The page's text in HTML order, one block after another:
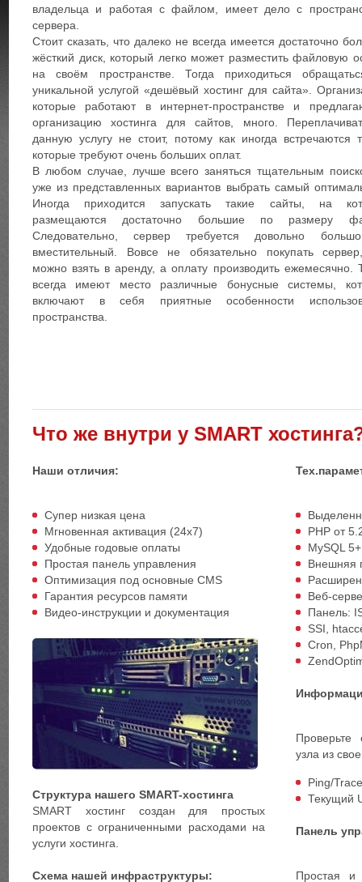
владельца и работая с файлом, имеет дело с
сервера.
Стоит сказать, что далеко не всегда имеется достаточно
жёсткий диск, который легко может разместить файловую
на своём пространстве. Тогда приходиться
уникальной услугой «дешёвый хостинг для сайта».
которые работают в интернет-пространстве и
организацию хостинга для сайтов, много.
данную услугу не стоит, потому как иногда встречаются
которые требуют очень больших оплат.
В любом случае, лучше всего заняться тщательным
уже из представленных вариантов выбрать самый
Иногда приходится запускать такие сайты, на
размещаются достаточно большие по размеру
Следовательно, сервер требуется довольно
вместительный. Вовсе не обязательно покупать
можно взять в аренду, а оплату производить ежемесячно.
всегда имеют место различные бонусные системы,
включают в себя приятные особенности
пространства.
Что же внутри у SMART
Наши отличия:
Супер низкая цена
Мгновенная активация (24х7)
Удобные годовые оплаты
Простая панель управления
Оптимизация под основные CMS
Гарантия ресурсов памяти
Видео-инструкции и документация
Структура нашего SMART-хостинга
SMART хостинг создан для простых
проектов с ограниченными расходами на
услуги хостинга.
Схема нашей инфраструктуры:
PHP от
MySQL 5+
Внешняя
Веб-
Панель:
SSI,
Cron,
Проверьте
узла из
Ping/
Текущий
Панель
Простая и